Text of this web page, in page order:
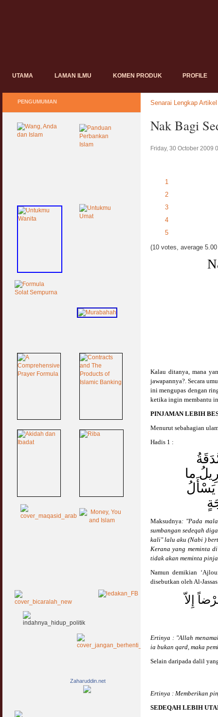
UTAMA LAMAN ILMU KOMEN PRODUK PROFILE
Senarai Lengkap Artikel
Nak Bagi
Friday, 30 October 2009
1
2
3
4
5
(10 votes, average
Kalau ditanya, mana
jawapannya?.Secara
ini mengupas dengan
ketika ingin membantu
PINJAMAN LEBIH
Menurut sebahagian
Hadis 1 :
ما
يَسْأَلُ
Maksudnya: "Pada
sumbangan sedeqah
kali" lalu aku (Nabi )
Kerana yang meminta
tidak akan meminta
Namun demikian
disebutkan oleh Al-
إِلاّ
Ertinya : "Allah
ia bukan qard, maka
Selain daripada dalil
Ertinya : Memberikan
SEDEQAH LEBIH
PENGUMUMAN
Zaharuddin.net